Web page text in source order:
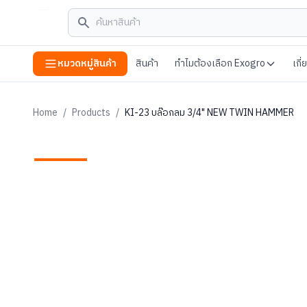
หมวดหมู่สินค้า สินค้า ทำไมต้องเลือก Exogro เกี่
Home / Products / KI-23 บล๊อกลม 3/4" NEW TWIN HAMMER